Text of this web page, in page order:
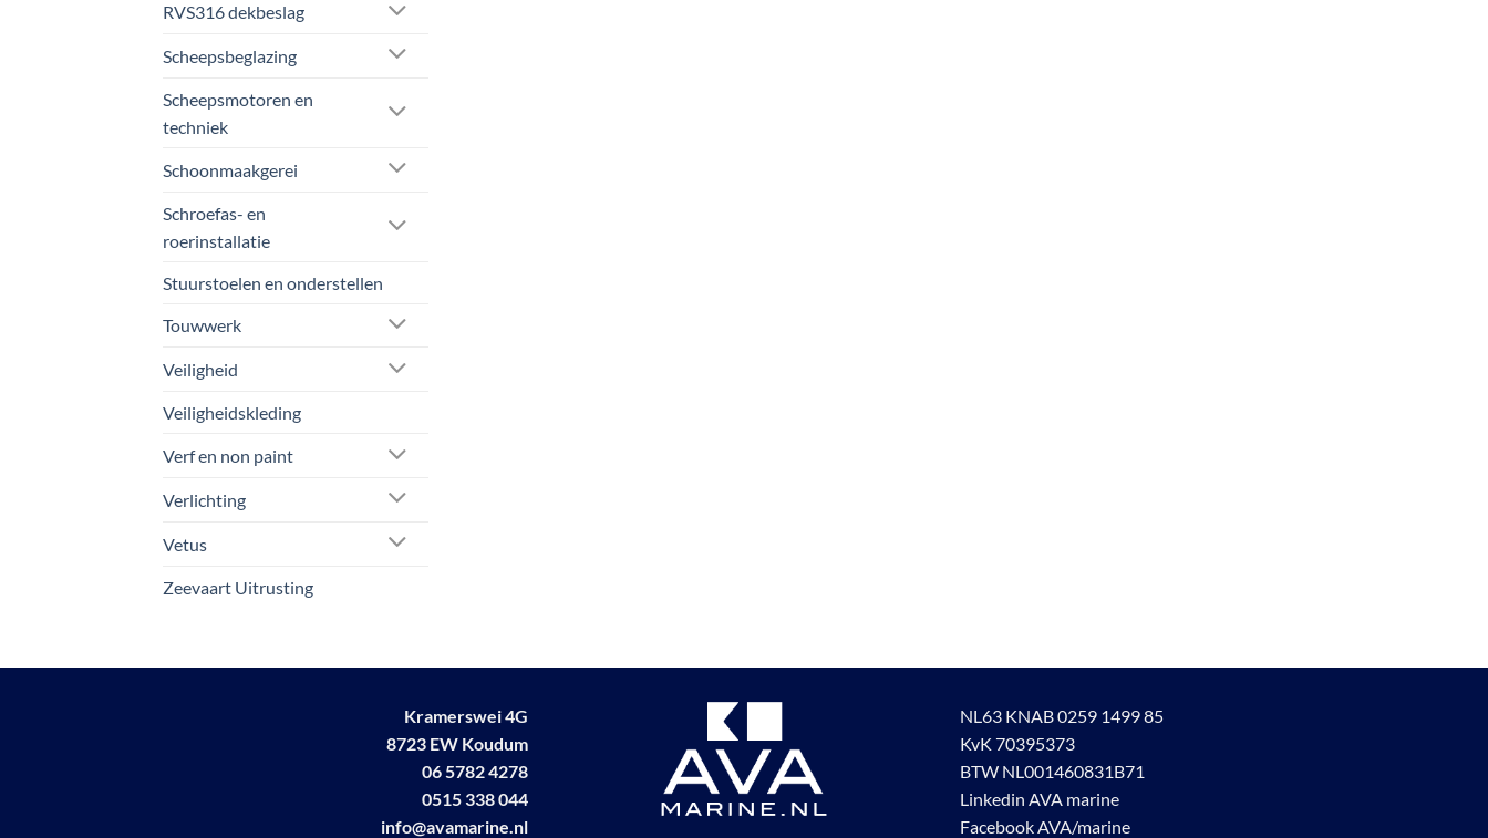
RVS316 dekbeslag
Scheepsbeglazing
Scheepsmotoren en
techniek
Schoonmaakgerei
Schroefas- en
roerinstallatie
Stuurstoelen en onderstellen
Touwwerk
Veiligheid
Veiligheidskleding
Verf en non paint
Verlichting
Vetus
Zeevaart Uitrusting
Kramerswei 4G
8723 EW Koudum
06 5782 4278
0515 338 044
info@avamarine.nl
NL63 KNAB 0259 1499 85
KvK 70395373
BTW NL001460831B71
Linkedin AVA marine
Facebook AVA/marine